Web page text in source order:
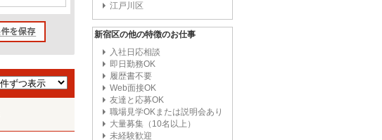
江戸川区
新宿区の他の特徴のお仕事
入社日応相談
即日勤務OK
履歴書不要
Web面接OK
友達と応募OK
職場見学OKまたは説明会あり
大量募集（10名以上）
未経験歓迎